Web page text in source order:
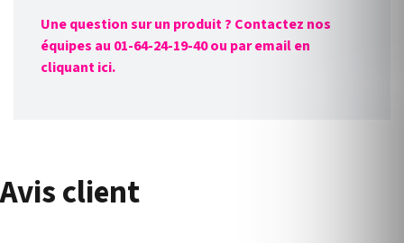
Une question sur un produit ? Contactez nos
équipes au 01-64-24-19-40 ou par email en
cliquant ici.
Avis client